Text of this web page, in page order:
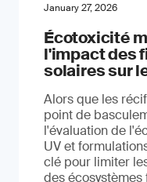
January 27, 2026
Écotoxicité
l'impact des
solaires sur
Alors que les
point de
l'évaluation de
UV et
clé pour limiter
des écosystèmes